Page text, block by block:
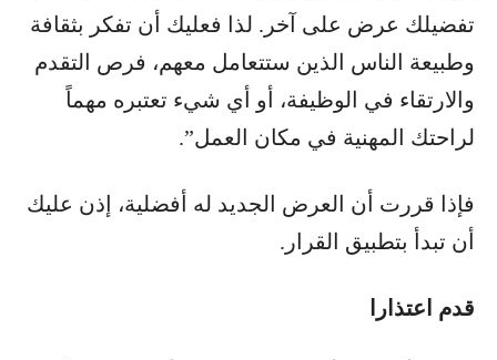
تفضيلك عرض على آخر. لذا فعليك أن تفكر بثقافة
وطبيعة الناس الذين ستتعامل معهم، فرص التقدم
والارتقاء في الوظيفة، أو أي شيء تعتبره مهماً
لراحتك المهنية في مكان العمل”.
فإذا قررت أن العرض الجديد له أفضلية، إذن عليك
أن تبدأ بتطبيق القرار.
قدم اعتذارا